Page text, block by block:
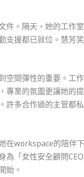
件。隔天，她的工作
支援都已就位。慧芳
間彈性的重要。工
專業的氛圍更讓她的
許多合作過的主管都
在workspace的陪伴
「女性安全顧問
始。